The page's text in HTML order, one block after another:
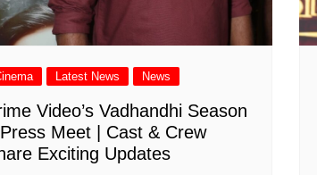
Latest News News
Video’s Vadhandhi Season
Meet | Cast & Crew
Exciting Updates